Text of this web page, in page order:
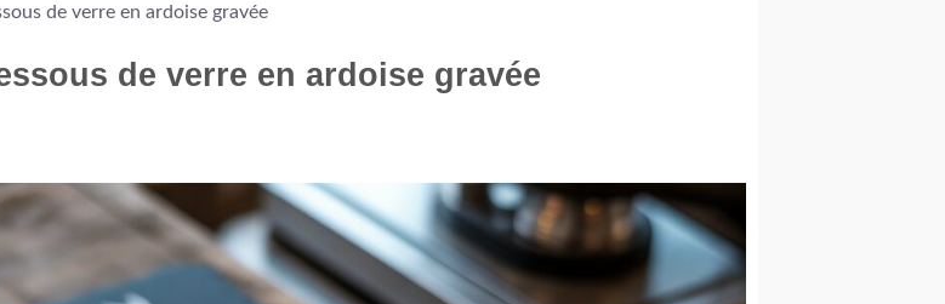
de verre en ardoise gravée
de verre en ardoise gravée